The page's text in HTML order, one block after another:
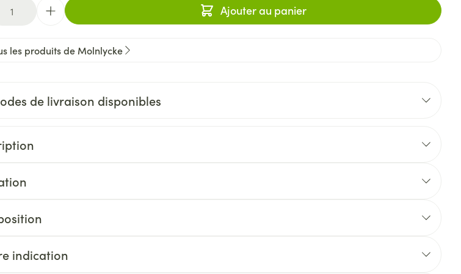
Ajouter au panier
les produits de Molnlycke
de livraison disponibles
indication